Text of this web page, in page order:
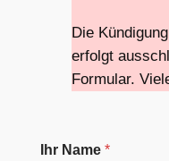
Die
erfolgt
Formular.
Ihr Name *